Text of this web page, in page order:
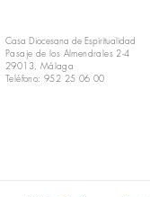
Casa Diocesana de Espiritualidad
Pasaje de los Almendrales 2-4
29013, Málaga
Teléfono: 952 25 06 00